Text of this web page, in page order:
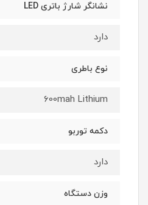
نشانگر شارژ باتری LED
دارد
نوع باطری
600mah Lithium
دکمه توربو
دارد
وزن دستگاه